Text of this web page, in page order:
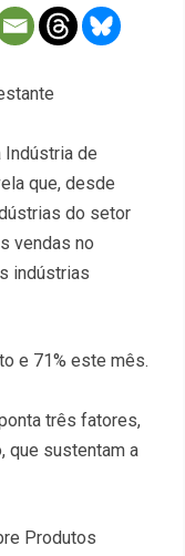
de
que, desde
do setor
vendas no
indústrias
e 71% este mês.
três fatores,
que sustentam a
Produtos